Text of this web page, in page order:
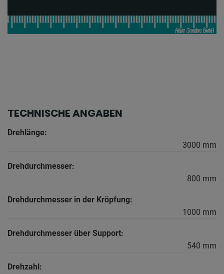
TECHNISCHE ANGABEN
Drehlänge:
3000 mm
Drehdurchmesser:
800 mm
Drehdurchmesser in der Kröpfung:
1000 mm
Drehdurchmesser über Support:
540 mm
Drehzahl: